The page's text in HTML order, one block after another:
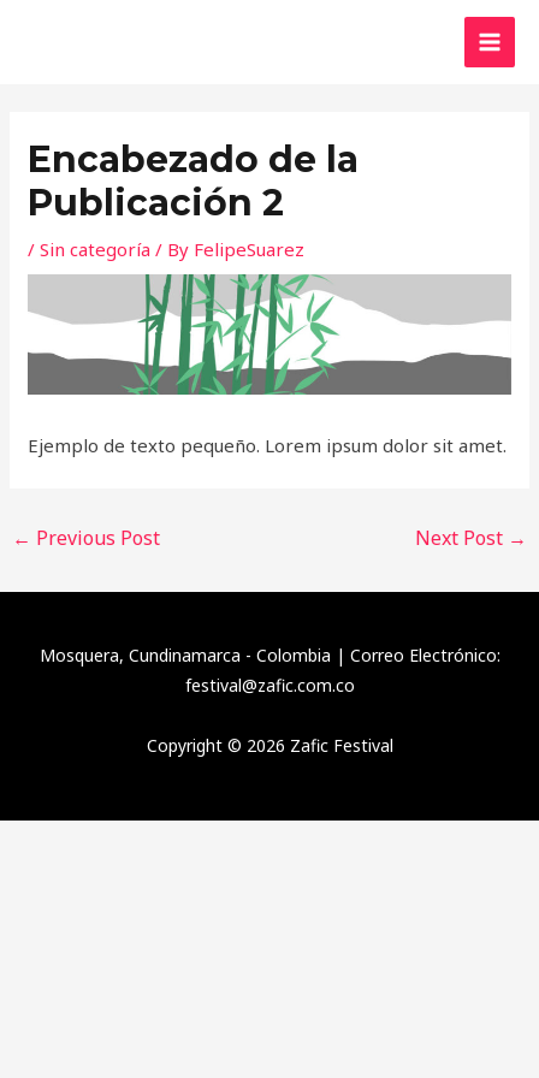
Encabezado de la
Publicación 2
/Sin categoría / By FelipeSuarez
Ejemplo de texto pequeño. Lorem ipsum dolor sit amet.
← Previous Post Next Post →
Mosquera, Cundinamarca - Colombia | Correo Electrónico:
festival@zafic.com.co
Copyright © 2026 Zafic Festival